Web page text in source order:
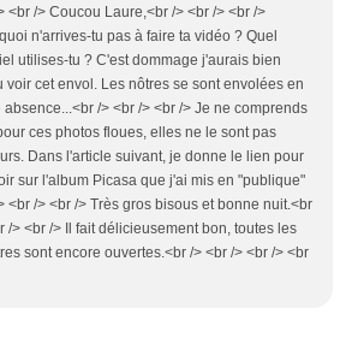
<br /> Coucou Laure,<br /> <br /> <br />
n'arrives-tu pas à faire ta vidéo ? Quel
utilises-tu ? C'est dommage j'aurais bien
voir cet envol. Les nôtres se sont envolées en
absence...<br /> <br /> <br /> Je ne comprends
ces photos floues, elles ne le sont pas
Dans l'article suivant, je donne le lien pour
sur l'album Picasa que j'ai mis en "publique"
<br /> <br /> Très gros bisous et bonne nuit.<br
/> <br /> Il fait délicieusement bon, toutes les
sont encore ouvertes.<br /> <br /> <br /> <br